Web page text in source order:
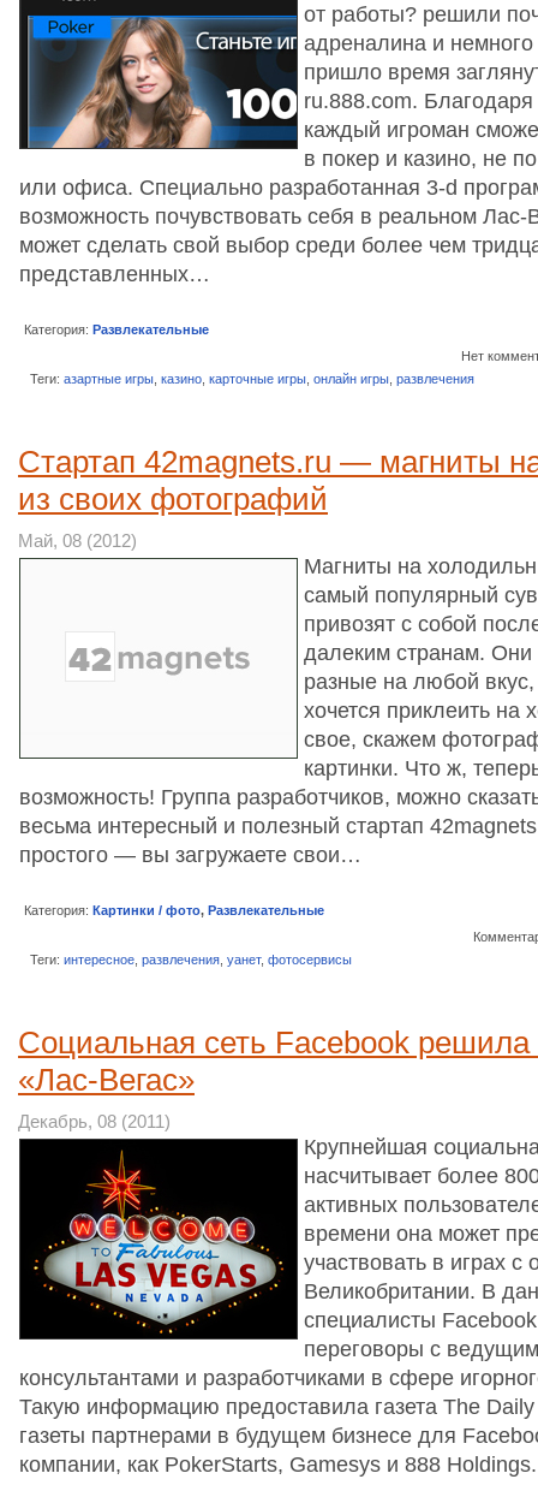
от работы? решили
адреналина и немного
пришло время
ru.888.com.
каждый игроман
в покер и казино, не
или офиса. Специально разработанная 3-d
возможность почувствовать себя в реальном
может сделать свой выбор среди более чем
представленных…
Категория: Развлекательные
Нет
Теги: азартные игры казино карточные игры онлайн игры развлечения
Стартап 42magnets.ru — магниты
из своих фотографий
Май, 08 (2012)
Магниты на
самый популярный
привозят с собой
далеким странам.
разные на любой
хочется приклеить на
свое, скажем
картинки. Что ж,
возможность! Группа разработчиков, можно
весьма интересный и полезный стартап
простого — вы загружаете свои…
Категория: Картинки / фото, Развлекательные
Теги: интересное развлечения уанет, фотосервисы
Социальная сеть Facebook решила
«Лас-Вегас»
Декабрь, 08 (2011)
Крупнейшая
насчитывает более
активных
времени она может
участвовать в играх с
Великобритании. В
специалисты
переговоры с
консультантами и разработчиками в сфере
Такую информацию предоставила газета The
газеты партнерами в будущем бизнесе для
компании, как PokerStarts, Gamesys и 888